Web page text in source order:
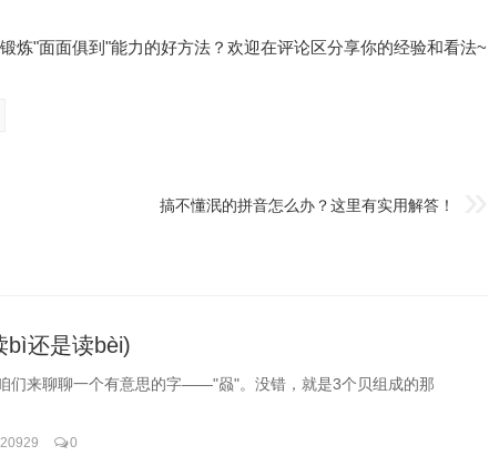
炼"面面俱到"能力的好方法？欢迎在评论区分享你的经验和看法~
搞不懂泯的拼音怎么办？这里有实用解答！
bì还是读bèi)
们来聊聊一个有意思的字——"赑"。没错，就是3个贝组成的那
20929 0